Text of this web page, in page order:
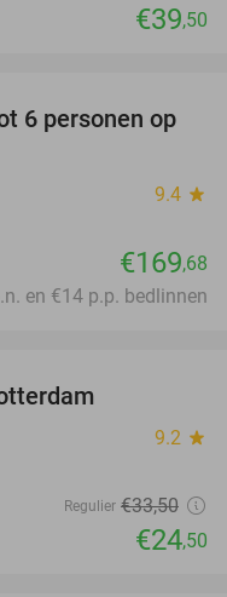
€39,50
6 personen op
9.4 star
€169,68
en €14 p.p. bedlinnen
9.2 star
Regulier €33,50
€24,50